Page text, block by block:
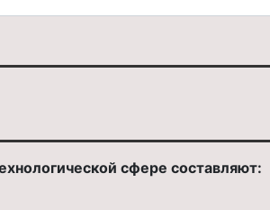
сфере составляют: